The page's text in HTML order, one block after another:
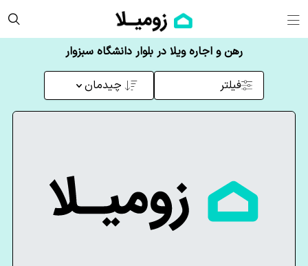
رهن و اجاره ویلا در بلوار دانشگاه سبزوار
فیلتر چیدمان